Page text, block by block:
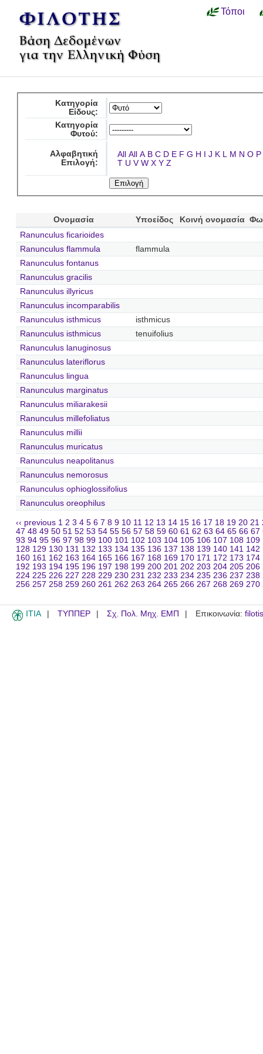
Τόποι
Κατηγορία
Είδους:
Κατηγορία
Φυτού:
Αλφαβητική
Επιλογή:
All All A B C D E F G H I J K L M N O P
T U V W X Y Z
Ονομασία Υποείδος Κοινή ονομασία
Ranunculus ficarioides
Ranunculus flammula
flammula
Ranunculus fontanus
Ranunculus gracilis
Ranunculus illyricus
Ranunculus incomparabilis
Ranunculus isthmicus
isthmicus
Ranunculus isthmicus
tenuifolius
Ranunculus lanuginosus
Ranunculus lateriflorus
Ranunculus lingua
Ranunculus marginatus
Ranunculus miliarakesii
Ranunculus millefoliatus
Ranunculus millii
Ranunculus muricatus
Ranunculus neapolitanus
Ranunculus nemorosus
Ranunculus ophioglossifolius
Ranunculus oreophilus
‹‹ previous 1 2 3 4 5 6 7 8 9 10 11 12 13 14 15 16 17 18 19 20 21
47 48 49 50 51 52 53 54 55 56 57 58 59 60 61 62 63 64 65 66 67
93 94 95 96 97 98 99 100 101 102 103 104 105 106 107 108 109
128 129 130 131 132 133 134 135 136 137 138 139 140 141 142
160 161 162 163 164 165 166 167 168 169 170 171 172 173 174
192 193 194 195 196 197 198 199 200 201 202 203 204 205 206
224 225 226 227 228 229 230 231 232 233 234 235 236 237 238
256 257 258 259 260 261 262 263 264 265 266 267 268 269 270
ITIA ΤΥΠΠΕΡ Σχ. Πολ. Μηχ. ΕΜΠ Επικοινωνία: